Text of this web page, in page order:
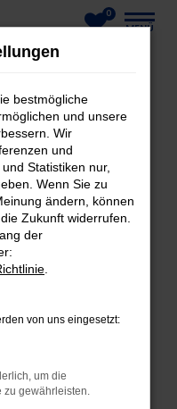
0
MENÜ
helfen können:
und deine
Beispiel deine
Werbeblocker,
Seiten
Seite in einem
bestmögliche
und unsere
Wir
und
Statistiken nur,
Wenn Sie zu
ändern, können
Zukunft widerrufen.
der
von uns eingesetzt:
um die
zu gewährleisten.